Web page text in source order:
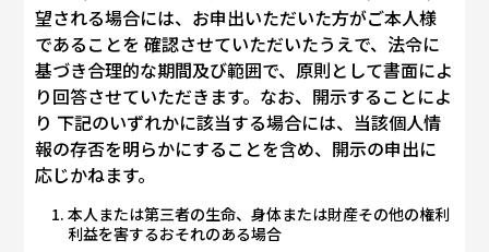
望される場合には、お申出いただいた方がご本人様
であることを 確認させていただいたうえで、法令に
基づき合理的な期間及び範囲で、原則として書面によ
り回答させていただきます。なお、開示することによ
り 下記のいずれかに該当する場合には、当該個人情
報の存否を明らかにすることを含め、開示の申出に
応じかねます。
本人または第三者の生命、身体または財産その他の権利
利益を害するおそれのある場合